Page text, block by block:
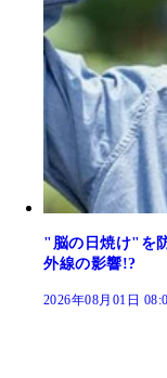
"脳の日焼け"を
外線の影響!?
2026年08月01日